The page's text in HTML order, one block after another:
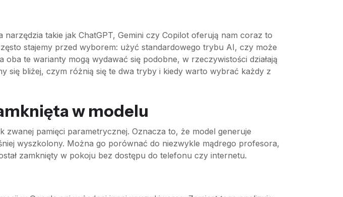
takie jak ChatGPT, Gemini czy Copilot oferują nam coraz to
stajemy przed wyborem: użyć standardowego trybu AI, czy może
te warianty mogą wydawać się podobne, w rzeczywistości działają
się bliżej, czym różnią się te dwa tryby i kiedy warto wybrać każdy z
w modelu
pamięci parametrycznej. Oznacza to, że model generuje
wyszkolony. Można go porównać do niezwykle mądrego profesora,
zamknięty w pokoju bez dostępu do telefonu czy internetu.